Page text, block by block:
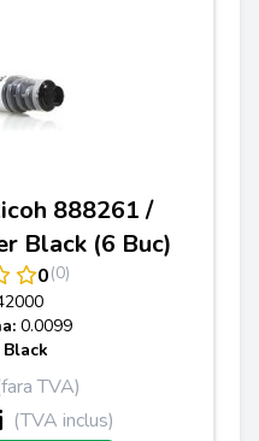
888261 /
Black (6 Buc)
0(0)
0.0099
TVA)
(TVA inclus)